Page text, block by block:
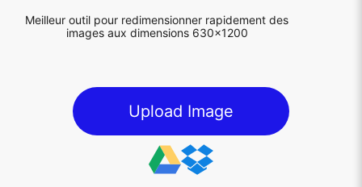
Meilleur outil pour redimensionner rapidement des
images aux dimensions 630x1200
Upload Image